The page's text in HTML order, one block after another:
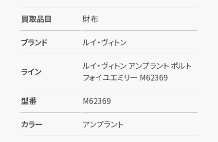
カンタン無料
最短1分！今すぐ査定金額をお伝えいた
買取品目
財布
ブランド
ルイ・ヴィトン
ライン
ルイ・ヴィトン アンプラント ポルト
フォイユエミリー M62369
型番
M62369
カラー
アンプラント